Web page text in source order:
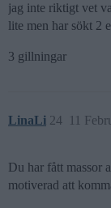
jag inte riktigt vet
lite men har sökt 2
3 gillningar
LinaLi 11
24
Du har fått massor
motiverad att